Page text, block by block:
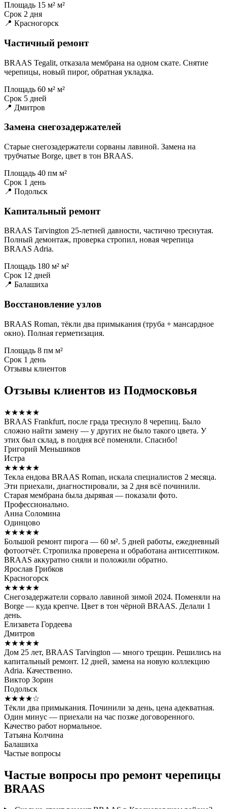
Площадь 15 м² м²
Срок 2 дня
📍 Красногорск
Частичный ремонт
BRAAS Tegalit, отказала мембрана на одном скате. Снятие
черепицы, новый пирог, обратная укладка.
Площадь 60 м² м²
Срок 5 дней
📍 Дмитров
Замена снегозадержателей
Старые снегозадержатели сорваны лавиной. Замена на
трубчатые Borge, цвет в тон BRAAS.
Площадь 40 пм м²
Срок 1 день
📍 Подольск
Капитальный ремонт
BRAAS Tarvington 25-летней давности, частично треснутая.
Полный демонтаж, проверка стропил, новая черепица
BRAAS Adria.
Площадь 180 м² м²
Срок 12 дней
📍 Балашиха
Восстановление узлов
BRAAS Roman, тёкли два примыкания (труба + мансардное
окно). Полная герметизация.
Площадь 8 пм м²
Срок 1 день
Отзывы клиентов
Отзывы клиентов из Подмосковья
★★★★★
BRAAS Frankfurt, после града треснуло 8 черепиц. Было
сложно найти замену — у других не было такого цвета. У
этих был склад, в полдня всё поменяли. Спасибо!
Григорий Меньшиков
Истра
★★★★★
Текла ендова BRAAS Roman, искала специалистов 2 месяца.
Эти приехали, диагностировали, за 2 дня всё починили.
Старая мембрана была дырявая — показали фото.
Профессионально.
Анна Соломина
Одинцово
★★★★★
Большой ремонт пирога — 60 м². 5 дней работы, ежедневный
фотоотчёт. Стропилка проверена и обработана антисептиком.
BRAAS аккуратно сняли и положили обратно.
Ярослав Грибков
Красногорск
★★★★★
Снегозадержатели сорвало лавиной зимой 2024. Поменяли на
Borge — куда крепче. Цвет в тон чёрной BRAAS. Делали 1
день.
Елизавета Гордеева
Дмитров
★★★★★
Дом 25 лет, BRAAS Tarvington — много трещин. Решились на
капитальный ремонт. 12 дней, замена на новую коллекцию
Adria. Качественно.
Виктор Зорин
Подольск
★★★★☆
Тёкли два примыкания. Починили за день, цена адекватная.
Один минус — приехали на час позже договоренного.
Качество работ нормальное.
Татьяна Колчина
Балашиха
Частые вопросы
Частые вопросы про ремонт черепицы
BRAAS